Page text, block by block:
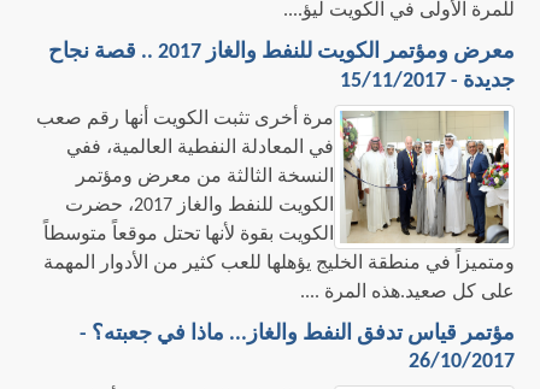
للمرة الأولى في الكويت ليؤ....
معرض ومؤتمر الكويت للنفط والغاز 2017 .. قصة نجاح
جديدة - 15/11/2017
​مرة أخرى تثبت الكويت أنها رقم صعب
في المعادلة النفطية العالمية، ففي
النسخة الثالثة من معرض ومؤتمر
الكويت للنفط والغاز 2017، حضرت
الكويت بقوة لأنها تحتل موقعاً متوسطاً
ومتميزاً في منطقة الخليج يؤهلها للعب كثير من الأدوار المهمة
على كل صعيد.هذه المرة ....
مؤتمر قياس تدفق النفط والغاز... ماذا في جعبته؟ -
26/10/2017